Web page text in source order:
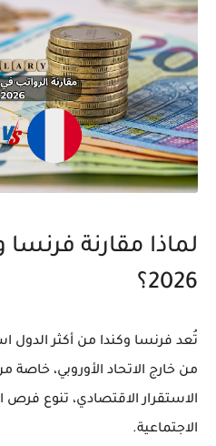
لماذا مقارنة
2026؟
تُعد فرنسا وكندا من أكثر الدول
من خارج الاتحاد الأوروبي، خاصة
الاستقرار الاقتصادي، تنوع فرص
الاجتماعية.